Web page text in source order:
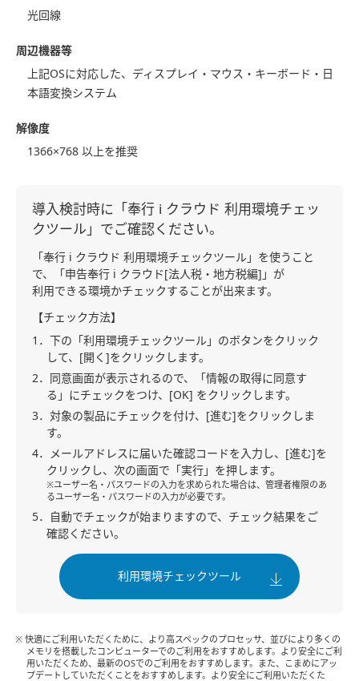
光回線
周辺機器等
上記OSに対応した、ディスプレイ・マウス・キーボード・⽇
本語変換システム
解像度
1366×768 以上を推奨
導入検討時に「奉行 i クラウド 利用環境チェッ
クツール」でご確認ください。
「奉行 i クラウド 利用環境チェックツール」を使うこと
で、「申告奉行 i クラウド[法人税・地方税編]」が
利用できる環境かチェックすることが出来ます。
【チェック方法】
1．下の「利用環境チェックツール」のボタンをクリック
して、[開く]をクリックします。
2．同意画面が表示されるので、「情報の取得に同意す
る」にチェックをつけ、[OK] をクリックします。
3．対象の製品にチェックを付け、[進む]をクリックしま
す。
4．メールアドレスに届いた確認コードを入力し、[進む]を
クリックし、次の画面で「実行」を押します。
※ユーザー名・パスワードの入力を求められた場合は、管理者権限のあ
るユーザー名・パスワードの入力が必要です。
5．自動でチェックが始まりますので、チェック結果をご
確認ください。
利用環境チェックツール
※ 快適にご利用いただくために、より高スペックのプロセッサ、並びにより多くの
メモリを搭載したコンピューターでのご利用をおすすめします。より安全にご利
用いただくため、最新のOSでのご利用をおすすめします。また、こまめにアッ
プデートしていただくことをおすすめします。より安全にご利用いただくた